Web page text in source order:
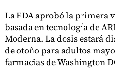
La FDA aprobó la primera
basada en tecnología de
Moderna. La dosis estará
de otoño para adultos
farmacias de Washington